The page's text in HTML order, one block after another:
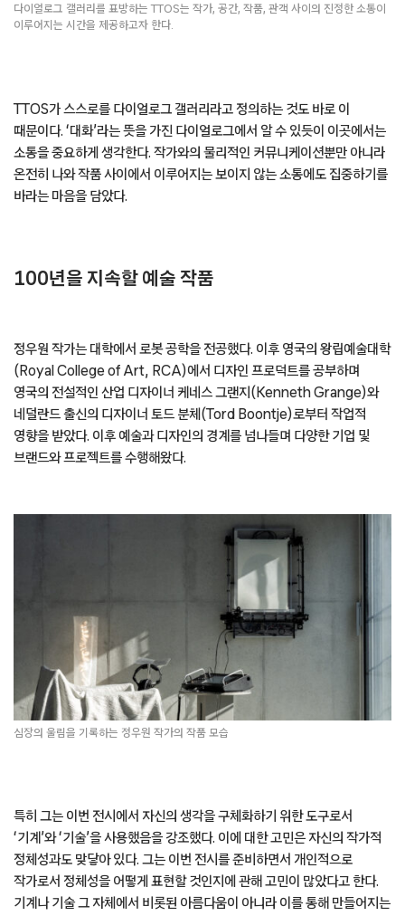
다이얼로그 갤러리를 표방하는 TTOS는 작가, 공간, 작품, 관객 사이의 진정한 소통이
이루어지는 시간을 제공하고자 한다.
TTOS가 스스로를 다이얼로그 갤러리라고 정의하는 것도 바로 이
때문이다. ‘대화’라는 뜻을 가진 다이얼로그에서 알 수 있듯이 이곳에서는
소통을 중요하게 생각한다. 작가와의 물리적인 커뮤니케이션뿐만 아니라
온전히 나와 작품 사이에서 이루어지는 보이지 않는 소통에도 집중하기를
바라는 마음을 담았다.
100년을 지속할 예술 작품
정우원 작가는 대학에서 로봇 공학을 전공했다. 이후 영국의 왕립예술대학
(Royal College of Art, RCA)에서 디자인 프로덕트를 공부하며
영국의 전설적인 산업 디자이너 케네스 그랜지(Kenneth Grange)와
네덜란드 출신의 디자이너 토드 분체(Tord Boontje)로부터 작업적
영향을 받았다. 이후 예술과 디자인의 경계를 넘나들며 다양한 기업 및
브랜드와 프로젝트를 수행해왔다.
심장의 울림을 기록하는 정우원 작가의 작품 모습
특히 그는 이번 전시에서 자신의 생각을 구체화하기 위한 도구로서
‘기계’와 ‘기술’을 사용했음을 강조했다. 이에 대한 고민은 자신의 작가적
정체성과도 맞닿아 있다. 그는 이번 전시를 준비하면서 개인적으로
작가로서 정체성을 어떻게 표현할 것인지에 관해 고민이 많았다고 한다.
기계나 기술 그 자체에서 비롯된 아름다움이 아니라 이를 통해 만들어지는